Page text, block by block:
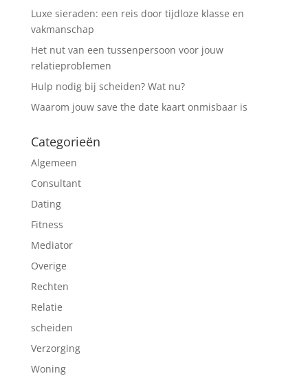
Luxe sieraden: een reis door tijdloze klasse en
vakmanschap
Het nut van een tussenpersoon voor jouw
relatieproblemen
Hulp nodig bij scheiden? Wat nu?
Waarom jouw save the date kaart onmisbaar is
Categorieën
Algemeen
Consultant
Dating
Fitness
Mediator
Overige
Rechten
Relatie
scheiden
Verzorging
Woning